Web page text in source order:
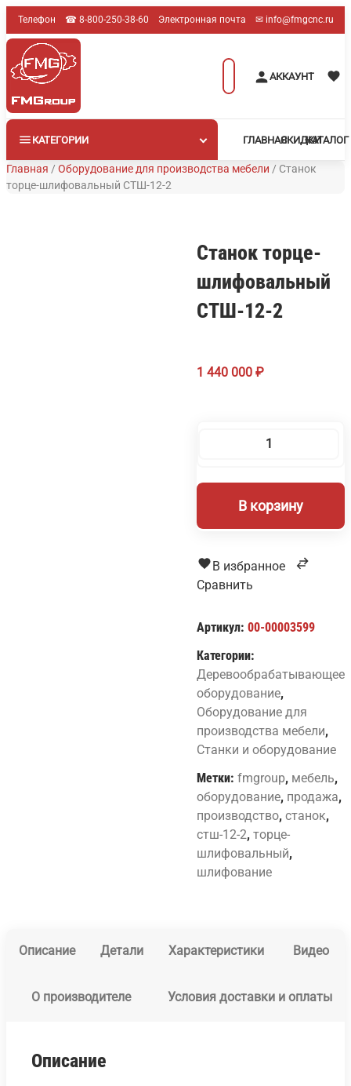
Перейти
к
содержимому
Телефон ☎︎ 8-800-250-38-60 Электронная почта ✉︎ info@fmgcnc.ru
Поиск
товаров
АККАУНТ
КАТЕГОРИИ ГЛАВНАЯ КАТАЛОГ
СКИДКИ
Главная /Оборудование для производства мебели / Станок
торце-шлифовальный СТШ-12-2
Станок торце-
шлифовальный
СТШ-12-2
1 440 000 ₽
Станок
шлифовальный
2
В корзину
В избранное
Сравнить
Артикул: 00-00003599
Категории:
Деревообрабатывающее
оборудование,
Оборудование для
производства мебели,
Станки и оборудование
Метки: fmgroup, мебель,
оборудование, продажа,
производство, станок,
стш-12-2, торце-
шлифовальный,
шлифование
Описание Детали Характеристики Видео
О производителе Условия доставки и оплаты
Описание